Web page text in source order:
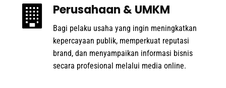
Perusahaan & UMKM
Bagi pelaku usaha yang ingin meningkatkan
kepercayaan publik, memperkuat reputasi
brand, dan menyampaikan informasi bisnis
secara profesional melalui media online.